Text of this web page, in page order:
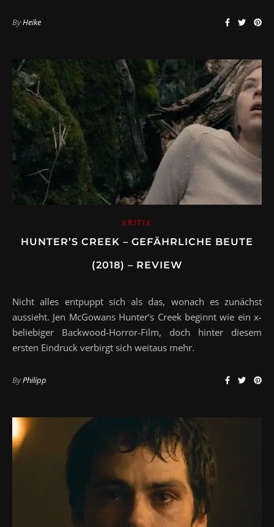
ByHeike
KRITIK
HUNTER’S CREEK – GEFÄHRLICHE BEUTE
(2018) – REVIEW
Nicht alles entpuppt sich als das, wonach es zunächst
aussieht. Jen McGowans Hunter’s Creek beginnt wie ein x-
beliebiger Backwood-Horror-Film, doch hinter diesem
ersten Eindruck verbirgt sich weitaus mehr.
ByPhilipp